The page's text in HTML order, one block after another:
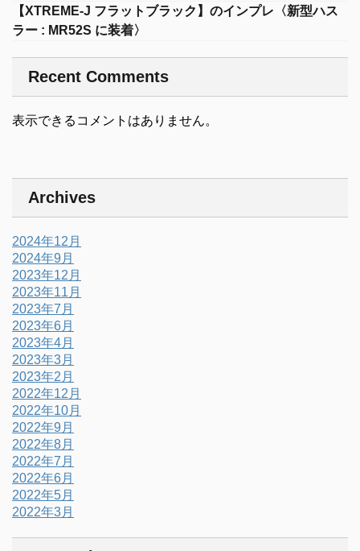
【XTREME-J フラットブラック】のインプレ〈新型ハス
ラー : MR52S に装着〉
Recent Comments
表示できるコメントはありません。
Archives
2024年12月
2024年9月
2023年12月
2023年11月
2023年7月
2023年6月
2023年4月
2023年3月
2023年2月
2022年12月
2022年10月
2022年9月
2022年8月
2022年7月
2022年6月
2022年5月
2022年3月